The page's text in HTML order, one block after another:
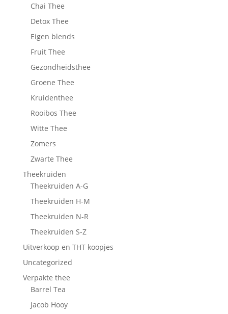
Chai Thee
Detox Thee
Eigen blends
Fruit Thee
Gezondheidsthee
Groene Thee
Kruidenthee
Rooibos Thee
Witte Thee
Zomers
Zwarte Thee
Theekruiden
Theekruiden A-G
Theekruiden H-M
Theekruiden N-R
Theekruiden S-Z
Uitverkoop en THT koopjes
Uncategorized
Verpakte thee
Barrel Tea
Jacob Hooy